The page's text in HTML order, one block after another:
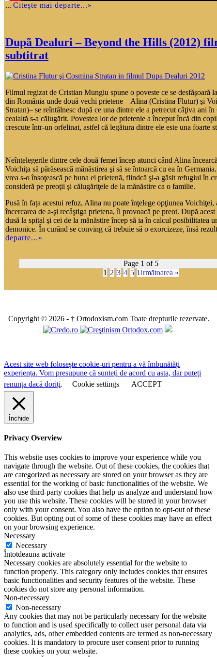
... Citește mai departe...»
Dupã Dealuri – Beyond the Hills (2012)
subtitrat
Filmul regizat de Cristian Mungiu spune o poveste ce se desfăşoară
din România unde două vechi prietene – Alina (Cristina Flutur) şi
Stratan)– se reîntâlnesc după ce una dintre ele a petrecut câţiva ani
cealaltă s-a călugărit. Povestea lor de prietenie a început încă din
crescute într-un orfelinat, astfel că legătura dintre ele este una foarte
Neînţelegerile dintre cele două femei încep atunci când Alina
Voichiţa să părăsească mănăstirea şi să se întoarcă cu ea în
vrea s-o însoţească pe buna ei prietenă, fiindcă şi-a găsit refugiul în
consideră pe preoţii şi călugăriţele de la mănăstire ca o familie.
Pusă în fața acestui refuz, Alina nu poate înţelege opţiunea Voichiţei,
încercarea de a-şi recâştiga prietena, îl provoacă pe preot. După
dusă la spital şi cei de la mănăstire încep să ia în calcul posibilitatea
demonice. În curând se conving că trebuie să o exorcizeze, însă
departe...»
Page 1 of 5
1 2 3 4 5 Următoarea »
Copyright © 2026 - † Ortodoxism.com Toate drepturile rezervate.
Acest site web folosește cookie-uri pentru a vă îmbunătăți
experiența. Vom presupune că sunteți de acord cu asta, dar puteți
renunța dacă doriți. Cookie settings ACCEPT
Închide
Privacy Overview
This website uses cookies to improve your experience while you
navigate through the website. Out of these cookies, the cookies that
are categorized as necessary are stored on your browser as they are
essential for the working of basic functionalities of the website. We
also use third-party cookies that help us analyze and understand how
you use this website. These cookies will be stored in your browser
only with your consent. You also have the option to opt-out of these
cookies. But opting out of some of these cookies may have an effect
on your browsing experience.
Necessary
Necessary
Întotdeauna activate
Necessary cookies are absolutely essential for the website to
function properly. This category only includes cookies that ensures
basic functionalities and security features of the website. These
cookies do not store any personal information.
Non-necessary
Non-necessary
Any cookies that may not be particularly necessary for the website
to function and is used specifically to collect user personal data via
analytics, ads, other embedded contents are termed as non-necessary
cookies. It is mandatory to procure user consent prior to running
these cookies on your website.